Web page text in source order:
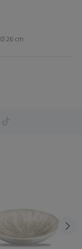
Ø 26 cm